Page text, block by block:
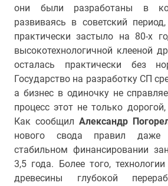
они были разработаны в
развиваясь в советский
практически застыло на 80-х
высокотехнологичной клееной
осталась практически без
Государство на разработку СП
а бизнес в одиночку не
процесс этот не только
Как сообщил Александр
нового свода правил
стабильном финансировании
3,5 года. Более того,
древесины глубокой